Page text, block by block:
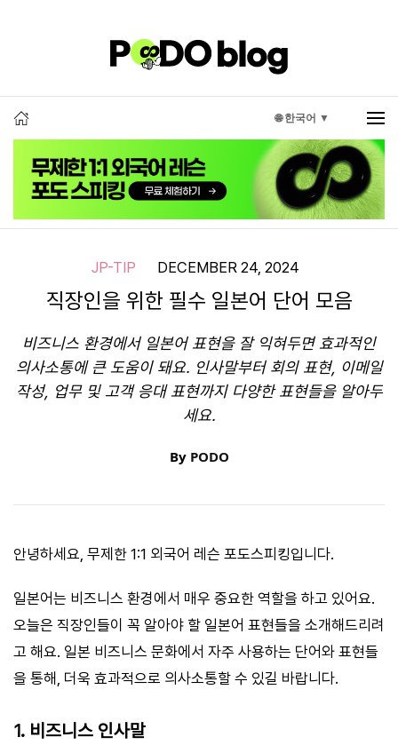
🌐 한국어 ▼
JP-TIP DECEMBER 24, 2024
직장인을 위한 필수 일본어 단어 모음
비즈니스 환경에서 일본어 표현을 잘 익혀두면 효과적인
의사소통에 큰 도움이 돼요. 인사말부터 회의 표현, 이메일
작성, 업무 및 고객 응대 표현까지 다양한 표현들을 알아두
세요.
By PODO
안녕하세요, 무제한 1:1 외국어 레슨 포도스피킹입니다.
일본어는 비즈니스 환경에서 매우 중요한 역할을 하고 있어요.
오늘은 직장인들이 꼭 알아야 할 일본어 표현들을 소개해드리려
고 해요. 일본 비즈니스 문화에서 자주 사용하는 단어와 표현들
을 통해, 더욱 효과적으로 의사소통할 수 있길 바랍니다.
1. 비즈니스 인사말